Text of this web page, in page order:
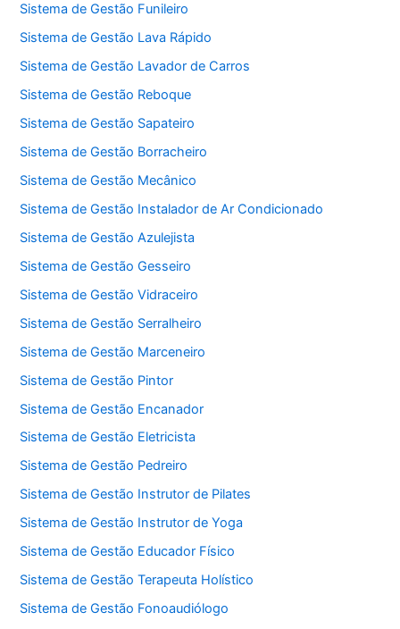
Sistema de Gestão Funileiro
Sistema de Gestão Lava Rápido
Sistema de Gestão Lavador de Carros
Sistema de Gestão Reboque
Sistema de Gestão Sapateiro
Sistema de Gestão Borracheiro
Sistema de Gestão Mecânico
Sistema de Gestão Instalador de Ar Condicionado
Sistema de Gestão Azulejista
Sistema de Gestão Gesseiro
Sistema de Gestão Vidraceiro
Sistema de Gestão Serralheiro
Sistema de Gestão Marceneiro
Sistema de Gestão Pintor
Sistema de Gestão Encanador
Sistema de Gestão Eletricista
Sistema de Gestão Pedreiro
Sistema de Gestão Instrutor de Pilates
Sistema de Gestão Instrutor de Yoga
Sistema de Gestão Educador Físico
Sistema de Gestão Terapeuta Holístico
Sistema de Gestão Fonoaudiólogo